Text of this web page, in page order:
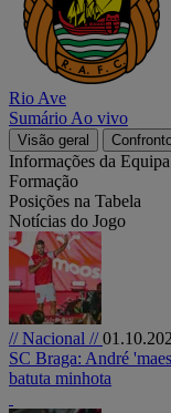
Rio Ave
Sumário Ao vivo
Visão geral
Informações da Equipa
Formação
Posições na Tabela
Notícias do Jogo
// Nacional //
SC Braga: André
batuta minhota